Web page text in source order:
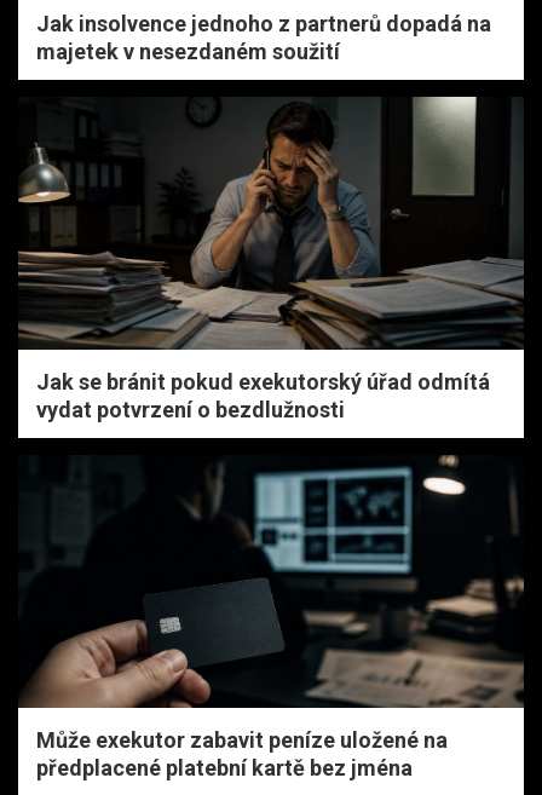
Jak insolvence jednoho z partnerů dopadá na
majetek v nesezdaném soužití
Jak se bránit pokud exekutorský úřad odmítá
vydat potvrzení o bezdlužnosti
Může exekutor zabavit peníze uložené na
předplacené platební kartě bez jména